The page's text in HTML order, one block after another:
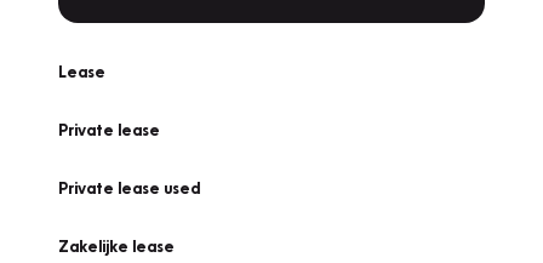
Lease
Private lease
Private lease used
Zakelijke lease